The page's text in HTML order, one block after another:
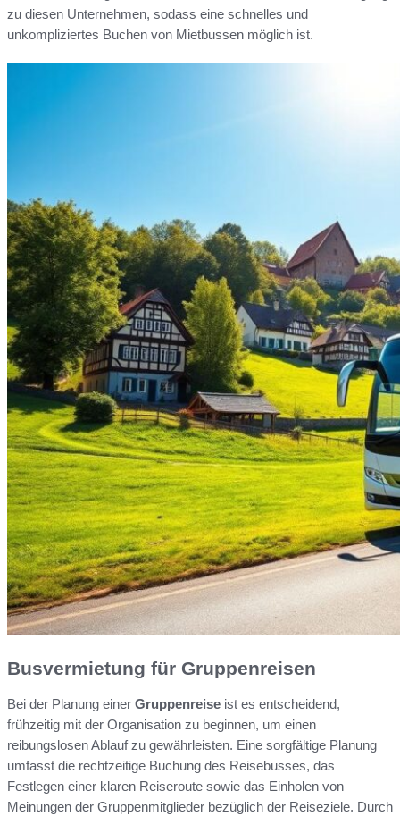
zu diesen Unternehmen, sodass eine schnelles und
unkompliziertes Buchen von Mietbussen möglich ist.
Busvermietung für Gruppenreisen
Bei der Planung einer Gruppenreise ist es entscheidend,
frühzeitig mit der Organisation zu beginnen, um einen
reibungslosen Ablauf zu gewährleisten. Eine sorgfältige Planung
umfasst die rechtzeitige Buchung des Reisebusses, das
Festlegen einer klaren Reiseroute sowie das Einholen von
Meinungen der Gruppenmitglieder bezüglich der Reiseziele. Durch